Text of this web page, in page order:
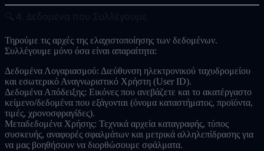
🔍 4. Δεδομένα που Συλλέγουμε
Τηρούμε τις αρχές της ελαχιστοποίησης των δεδομένων.
Συλλέγουμε μόνο όσα είναι απαραίτητα:
Δεδομένα Λογαριασμού: Διεύθυνση ηλεκτρονικού ταχυδρομείου
και εσωτερικό Αναγνωριστικό Χρήστη (User ID).
Δεδομένα Απόδειξης: Εικόνες που ανεβάζετε και το ακατέργαστο
κείμενο/δεδομένα που εξάγονται (όνομα καταστήματος, προϊόντα,
τιμές, χρονοσφραγίδες).
Μεταδεδομένα Χρήσης: Τεχνικά αρχεία καταγραφής, τύπος
συσκευής, αναφορές σφαλμάτων και μετρικά αλληλεπίδρασης για
να μας βοηθήσουν να διορθώσουμε σφάλματα.